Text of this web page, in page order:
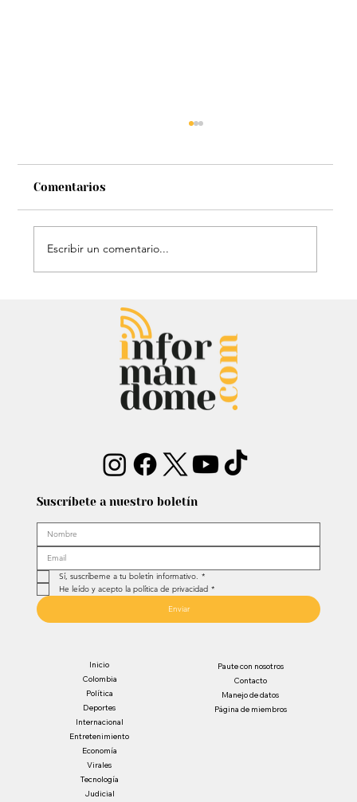
Chayanne se animó a trend viral y
dejó mensaje: “Antes de ser tu
Comentarios
Escribir un comentario...
Suscríbete a nuestro boletín
Sí, suscríbeme a tu boletín informativo. *
He leído y acepto la política de privacidad *
Enviar
Inicio
Colombia
Política
Deportes
Internacional
Entretenimiento
Economía
Virales
Tecnología
Judicial
Paute con nosotros
Contacto
Manejo de datos
Página de miembros